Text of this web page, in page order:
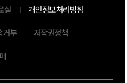
실 개인정보처리방침
거부 저작권정책